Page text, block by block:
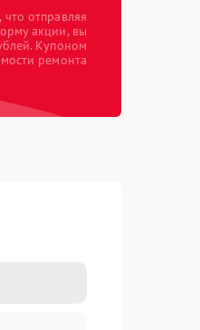
отправляя
акции, вы
Купоном
ремонта